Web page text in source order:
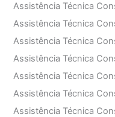
Assistência Técnica
Assistência Técnica
Assistência Técnica
Assistência Técnica
Assistência Técnica
Assistência Técnica
Assistência Técnica